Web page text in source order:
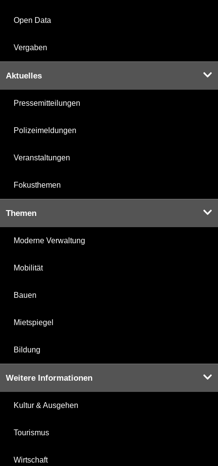
Open Data
Vergaben
Aktuelles
Pressemitteilungen
Polizeimeldungen
Veranstaltungen
Fokusthemen
Themen
Moderne Verwaltung
Mobilität
Bauen
Mietspiegel
Bildung
Weitere Informationen
Kultur & Ausgehen
Tourismus
Wirtschaft